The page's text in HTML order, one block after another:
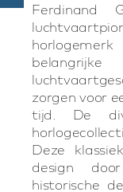
Ferdinand
zorgen voor
tijd. De
Deze
design
historische